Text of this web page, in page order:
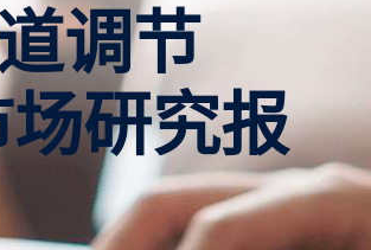
调节
研究报